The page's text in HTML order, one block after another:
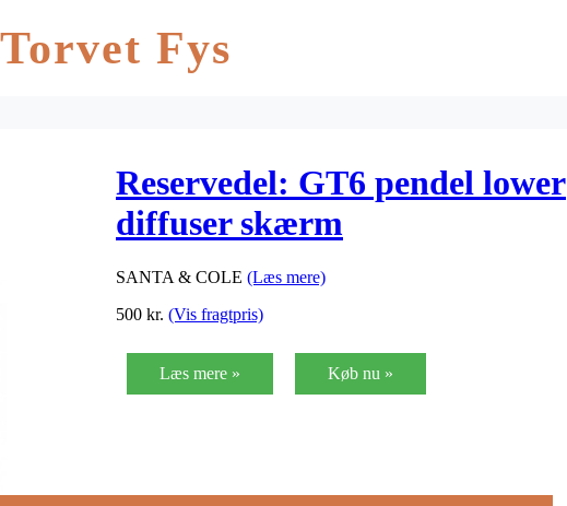
Torvet Fys
Reservedel: GT6 pendel lower
diffuser skærm
SANTA & COLE (Læs mere)
500 kr. (Vis fragtpris)
Læs mere » Køb nu »